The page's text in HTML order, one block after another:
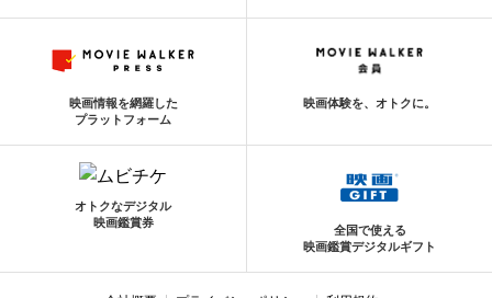
映画情報を網羅した
プラットフォーム
映画体験を、オトクに。
オトクなデジタル
映画鑑賞券
全国で使える
映画鑑賞デジタルギフト